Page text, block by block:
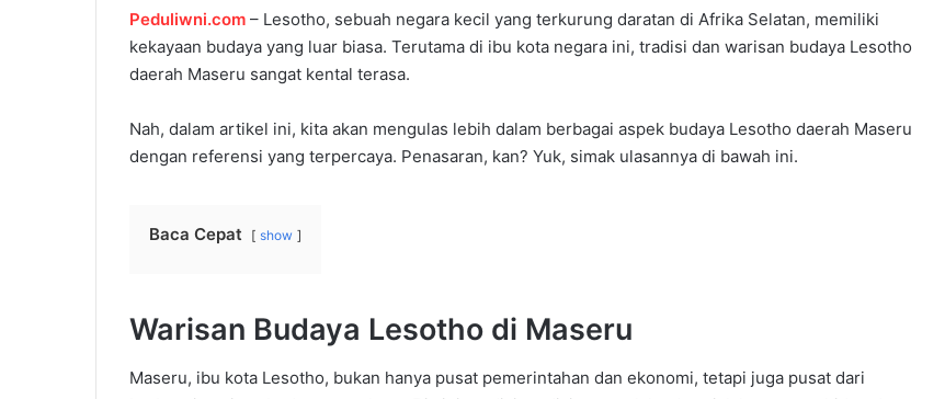
Peduliwni.com – Lesotho, sebuah negara kecil yang terkurung daratan di Afrika Selatan, memiliki
kekayaan budaya yang luar biasa. Terutama di ibu kota negara ini, tradisi dan warisan budaya Lesotho
daerah Maseru sangat kental terasa.
Nah, dalam artikel ini, kita akan mengulas lebih dalam berbagai aspek budaya Lesotho daerah Maseru
dengan referensi yang terpercaya. Penasaran, kan? Yuk, simak ulasannya di bawah ini.
Baca Cepat show
Warisan Budaya Lesotho di Maseru
Maseru, ibu kota Lesotho, bukan hanya pusat pemerintahan dan ekonomi, tetapi juga pusat dari